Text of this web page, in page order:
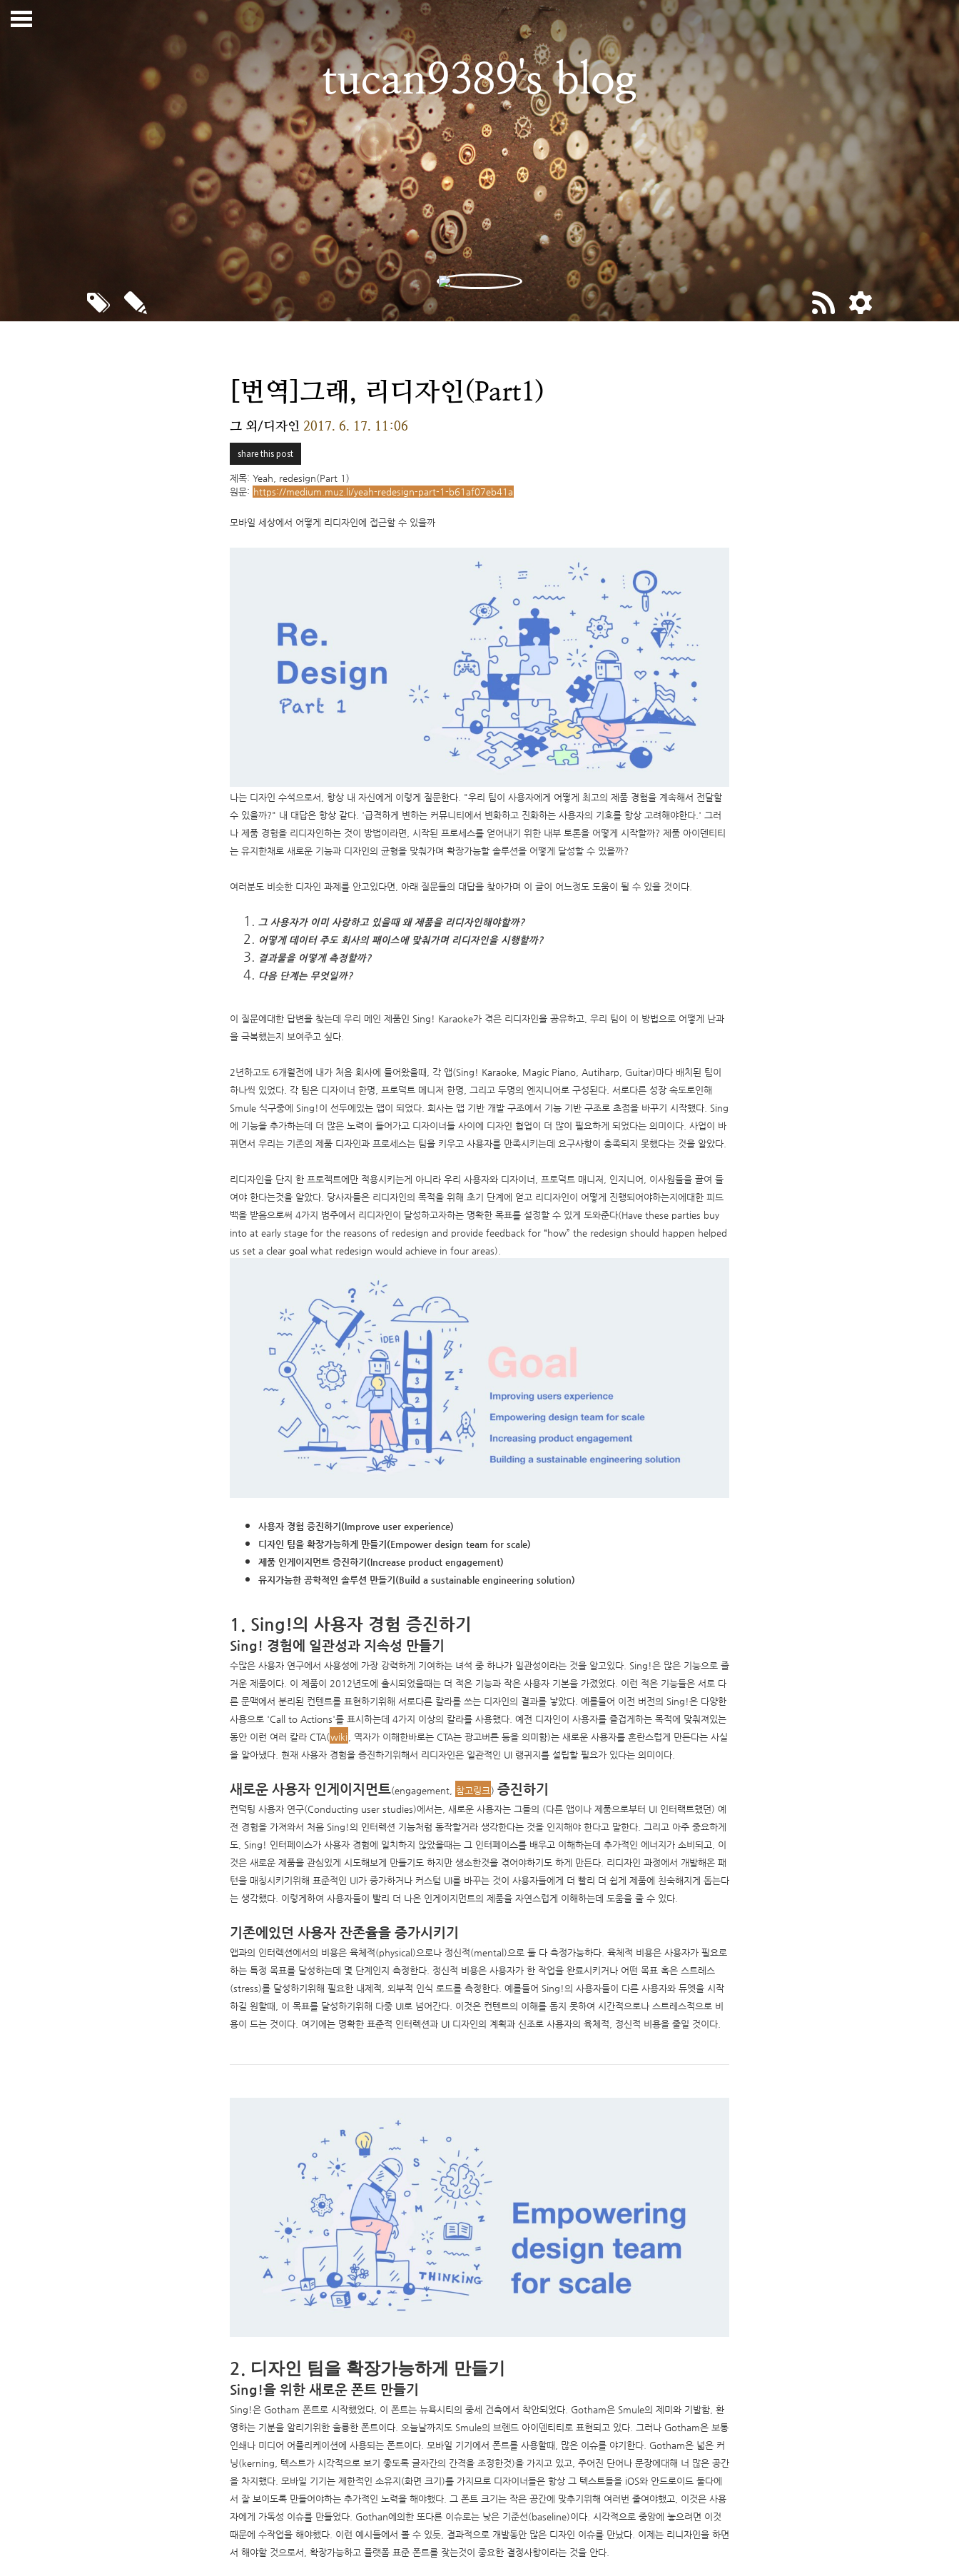
tucan9389's blog
[번역]그래, 리디자인(Part1)
그 외/디자인 2017. 6. 17. 11:06
share this post
제목: Yeah, redesign(Part 1)
원문: https://medium.muz.li/yeah-redesign-part-1-b61af07eb41a
모바일 세상에서 어떻게 리디자인에 접근할 수 있을까
나는 디자인 수석으로서, 항상 내 자신에게 이렇게 질문한다. "우리 팀이 사용자에게 어떻게 최고의 제품 경험을 계속해서 전달할
수 있을까?" 내 대답은 항상 같다. '급격하게 변하는 커뮤니티에서 변화하고 진화하는 사용자의 기호를 항상 고려해야한다.' 그러
나 제품 경험을 리디자인하는 것이 방법이라면, 시작된 프로세스를 얻어내기 위한 내부 토론을 어떻게 시작할까? 제품 아이덴티티
는 유지한채로 새로운 기능과 디자인의 균형을 맞춰가며 확장가능할 솔루션을 어떻게 달성할 수 있을까?
여러분도 비슷한 디자인 과제를 안고있다면, 아래 질문들의 대답을 찾아가며 이 글이 어느정도 도움이 될 수 있을 것이다.
그 사용자가 이미 사랑하고 있을때 왜 제품을 리디자인해야할까?
어떻게 데이터 주도 회사의 패이스에 맞춰가며 리디자인을 시행할까?
결과물을 어떻게 측정할까?
다음 단계는 무엇일까?
이 질문에대한 답변을 찾는데 우리 메인 제품인 Sing! Karaoke가 겪은 리디자인을 공유하고, 우리 팀이 이 방법으로 어떻게 난과
을 극복했는지 보여주고 싶다.
2년하고도 6개월전에 내가 처음 회사에 들어왔을때, 각 앱(Sing! Karaoke, Magic Piano, Autiharp, Guitar)마다 배치된 팀이
하나씩 있었다. 각 팀은 디자이너 한명, 프로덕트 메니저 한명, 그리고 두명의 엔지니어로 구성된다. 서로다른 성장 속도로인해
Smule 식구중에 Sing!이 선두에있는 앱이 되었다. 회사는 앱 기반 개발 구조에서 기능 기반 구조로 초점을 바꾸기 시작했다. Sing
에 기능을 추가하는데 더 많은 노력이 들어가고 디자이너들 사이에 디자인 협업이 더 많이 필요하게 되었다는 의미이다. 사업이 바
뀌면서 우리는 기존의 제품 디자인과 프로세스는 팀을 키우고 사용자를 만족시키는데 요구사항이 충족되지 못했다는 것을 알았다.
리디자인을 단지 한 프로젝트에만 적용시키는게 아니라 우리 사용자와 디자이너, 프로덕트 매니저, 인지니어, 이사원들을 끌여 들
여야 한다는것을 알았다. 당사자들은 리디자인의 목적을 위해 초기 단계에 얻고 리디자인이 어떻게 진행되어야하는지에대한 피드
백을 받음으로써 4가지 범주에서 리디자인이 달성하고자하는 명확한 목표를 설정할 수 있게 도와준다(Have these parties buy
into at early stage for the reasons of redesign and provide feedback for “how” the redesign should happen helped
us set a clear goal what redesign would achieve in four areas).
사용자 경험 증진하기(Improve user experience)
디자인 팀을 확장가능하게 만들기(Empower design team for scale)
제품 인게이지먼트 증진하기(Increase product engagement)
유지가능한 공학적인 솔루션 만들기(Build a sustainable engineering solution)
1. Sing!의 사용자 경험 증진하기
Sing! 경험에 일관성과 지속성 만들기
수많은 사용자 연구에서 사용성에 가장 강력하게 기여하는 녀석 중 하나가 일관성이라는 것을 알고있다. Sing!은 많은 기능으로 즐
거운 제품이다. 이 제품이 2012년도에 출시되었을때는 더 적은 기능과 작은 사용자 기본을 가졌었다. 이런 적은 기능들은 서로 다
른 문맥에서 분리된 컨텐트를 표현하기위해 서로다른 칼라를 쓰는 디자인의 결과를 낳았다. 예를들어 이전 버전의 Sing!은 다양한
사용으로 'Call to Actions'를 표시하는데 4가지 이상의 칼라를 사용했다. 예전 디자인이 사용자를 즐겁게하는 목적에 맞춰져있는
동안 이런 여러 칼라 CTA(wiki
, 역자가 이해한바로는 CTA는 광고버튼 등을 의미함)는 새로운 사용자를 혼란스럽게 만든다는 사실
을 알아냈다. 현재 사용자 경험을 증진하기위해서 리디자인은 일관적인 UI 랭귀지를 설립할 필요가 있다는 의미이다.
새로운 사용자 인게이지먼트(engagement, 참고링크) 증진하기
컨덕팅 사용자 연구(Conducting user studies)에서는, 새로운 사용자는 그들의 (다른 앱이나 제품으로부터 UI 인터랙트했던) 예
전 경험을 가져와서 처음 Sing!의 인터렉션 기능처럼 동작할거라 생각한다는 것을 인지해야 한다고 말한다. 그리고 아주 중요하게
도, Sing! 인터페이스가 사용자 경험에 일치하지 않았을때는 그 인터페이스를 배우고 이해하는데 추가적인 에너지가 소비되고, 이
것은 새로운 제품을 관심있게 시도해보게 만들기도 하지만 생소한것을 겪어야하기도 하게 만든다. 리디자인 과정에서 개발해온 패
턴을 매칭시키기위해 표준적인 UI가 증가하거나 커스텀 UI를 바꾸는 것이 사용자들에게 더 빨리 더 쉽게 제품에 친숙해지게 돕는다
는 생각했다. 이렇게하여 사용자들이 빨리 더 나은 인게이지먼트의 제품을 자연스럽게 이해하는데 도움을 줄 수 있다.
기존에있던 사용자 잔존율을 증가시키기
앱과의 인터렉션에서의 비용은 육체적(physical)으로나 정신적(mental)으로 둘 다 측정가능하다. 육체적 비용은 사용자가 필요로
하는 특정 목표를 달성하는데 몇 단계인지 측정한다. 정신적 비용은 사용자가 한 작업을 완료시키거나 어떤 목표 혹은 스트레스
(stress)를 달성하기위해 필요한 내제적, 외부적 인식 로드를 측정한다. 예를들어 Sing!의 사용자들이 다른 사용자와 듀엣을 시작
하길 원할때, 이 목표를 달성하기위해 다중 UI로 넘어간다. 이것은 컨텐트의 이해를 돕지 못하여 시간적으로나 스트레스적으로 비
용이 드는 것이다. 여기에는 명확한 표준적 인터렉션과 UI 디자인의 계획과 신조로 사용자의 육체적, 정신적 비용을 줄일 것이다.
2. 디자인 팀을 확장가능하게 만들기
Sing!을 위한 새로운 폰트 만들기
Sing!은 Gotham 폰트로 시작했었다, 이 폰트는 뉴욕시티의 중세 건축에서 착안되었다. Gotham은 Smule의 제미와 기발함, 환
영하는 기분을 알리기위한 훌륭한 폰트이다. 오늘날까지도 Smule의 브렌드 아이덴티티로 표현되고 있다. 그러나 Gotham은 보통
인쇄나 미디어 어플리케이션에 사용되는 폰트이다. 모바일 기기에서 폰트를 사용할때, 많은 이슈를 야기한다. Gotham은 넓은 커
닝(kerning, 텍스트가 시각적으로 보기 좋도록 글자간의 간격을 조정한것)을 가지고 있고, 주어진 단어나 문장에대해 너 많은 공간
을 차지했다. 모바일 기기는 제한적인 소유지(화면 크기)를 가지므로 디자이너들은 항상 그 텍스트들을 iOS와 안드로이드 둘다에
서 잘 보이도록 만들어야하는 추가적인 노력을 해야했다. 그 폰트 크기는 작은 공간에 맞추기위해 여러번 줄여야했고, 이것은 사용
자에게 가독성 이슈를 만들었다. Gothan에의한 또다른 이슈로는 낮은 기준선(baseline)이다. 시각적으로 중앙에 놓으려면 이것
때문에 수작업을 해야했다. 이런 예시들에서 볼 수 있듯, 결과적으로 개발동안 많은 디자인 이슈를 만났다. 이제는 리니자인을 하면
서 해야할 것으로서, 확장가능하고 플랫폼 표준 폰트를 잦는것이 중요한 결정사항이라는 것을 안다.
티스토리툴바